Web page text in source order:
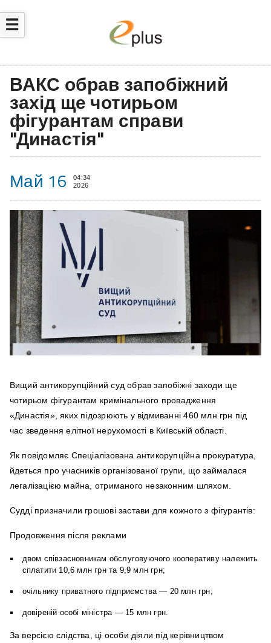
☰
ВАКС обрав запобіжний
захід ще чотирьом
фігурантам справи
"Династія"
Май 16
04:34
2026
Вищий антикорупційний суд обрав запобіжні заходи ще
чотирьом фігурантам кримінального провадження
«Династія», яких підозрюють у відмиванні 460 млн грн під
час зведення елітної нерухомості в Київській області.
Як повідомляє Спеціалізована антикорупційна прокуратура,
йдеться про учасників організованої групи, що займалася
легалізацією майна, отриманого незаконним шляхом.
Судді призначили грошові застави для кожного з фігурантів:
Продовження після реклами
двом співзасновникам обслуговуючого кооперативу належить
сплатити 10,6 млн грн та 9,9 млн грн;
очільнику приватного підприємства — 20 млн грн;
довіреній особі міністра — 15 млн грн.
За версією слідства, ці особи діяли під керівництвом